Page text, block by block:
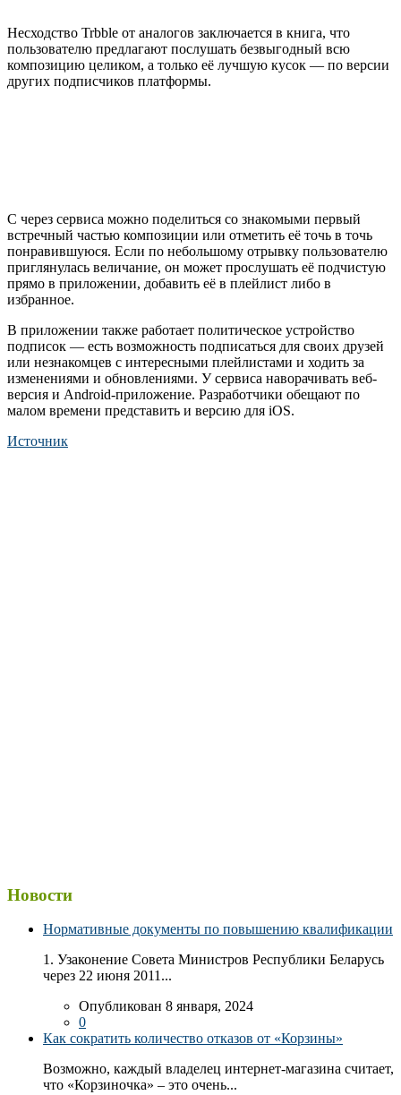
Несходство Trbble от аналогов заключается в книга, что
пользователю предлагают послушать безвыгодный всю
композицию целиком, а только её лучшую кусок — по версии
других подписчиков платформы.
С через сервиса можно поделиться со знакомыми первый
встречный частью композиции или отметить её точь в точь
понравившуюся. Если по небольшому отрывку пользователю
приглянулась величание, он может прослушать её подчистую
прямо в приложении, добавить её в плейлист либо в
избранное.
В приложении также работает политическое устройство
подписок — есть возможность подписаться для своих друзей
или незнакомцев с интересными плейлистами и ходить за
изменениями и обновлениями. У сервиса наворачивать веб-
версия и Android-приложение. Разработчики обещают по
малом времени представить и версию для iOS.
Источник
Новости
Нормативные документы по повышению квалификации
1. Узаконение Совета Министров Республики Беларусь
через 22 июня 2011...
Опубликован 8 января, 2024
0
Как сократить количество отказов от «Корзины»
Возможно, каждый владелец интернет-магазина считает,
что «Корзиночка» – это очень...